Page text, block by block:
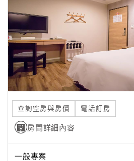
客
滿
意
度
訂
單
管
理
櫃另備有私房景點旅遊資訊提供給
們，
無論您是好吃美食的饕客族、走氣
喜愛自然風光的戶外路線…西苑旅店
細的景點介紹！
查詢空房與房價 電話訂房
房間詳細內容
一般專案